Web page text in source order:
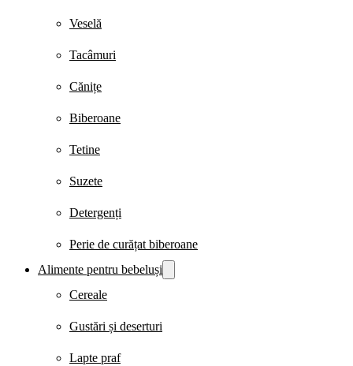
Veselă
Tacâmuri
Cănițe
Biberoane
Tetine
Suzete
Detergenți
Perie de curățat biberoane
Alimente pentru bebeluși
Cereale
Gustări și deserturi
Lapte praf